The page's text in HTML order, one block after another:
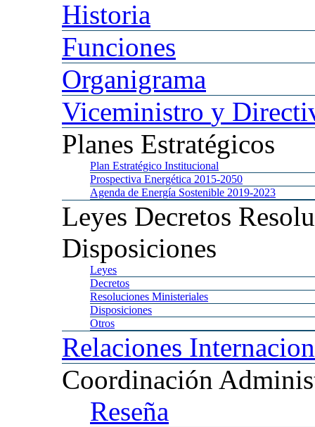
Historia
Funciones
Organigrama
Viceministro y
Planes Estratégicos
Plan Estratégico Institucional
Prospectiva Energética 2015-2050
Agenda de Energía Sostenible 2019-2023
Leyes Decretos
Disposiciones
Leyes
Decretos
Resoluciones Ministeriales
Disposiciones
Otros
Relaciones
Coordinación
Reseña